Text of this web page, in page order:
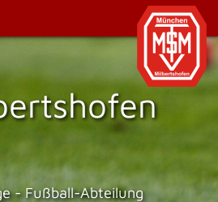
- Fußball-Abteilung